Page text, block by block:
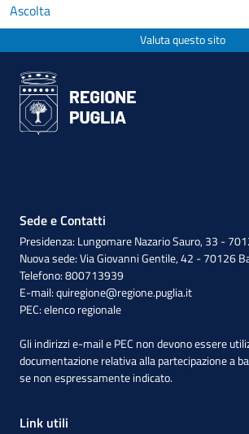
Ascolta
Valuta questo sito
Sede e Contatti
Presidenza: Lungomare Nazario Sauro, 33 -
Nuova sede: Via Giovanni Gentile, 42 - 70126
Telefono: 800713939
E-mail:quiregione@regione.puglia.it
PEC:elenco regionale
Gli indirizzi e-mail e PEC non devono essere
documentazione relativa alla partecipazione a
se non espressamente indicato.
Link utili